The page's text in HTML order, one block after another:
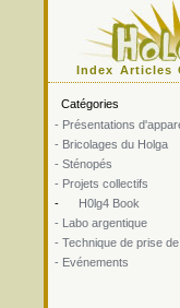
Index Articles
Catégories
- Présentations
- Bricolages du Holga
- Sténopés
- Projets collectifs
-
H0lg4 Book
- Labo argentique
- Technique de prise
- Evénements